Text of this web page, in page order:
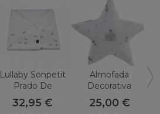
Lullaby Sonpetit
Prado De
Algodão
Orgânico
32,95 €
Almofada
Decorativa
Uzturre Gaspar
Estrella
25,00 €